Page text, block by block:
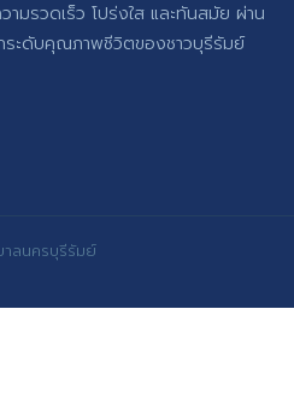
ามรวดเร็ว โปร่งใส และทันสมัย ผ่าน
ระดับคุณภาพชีวิตของชาวบุรีรัมย์
ลนครบุรีรัมย์